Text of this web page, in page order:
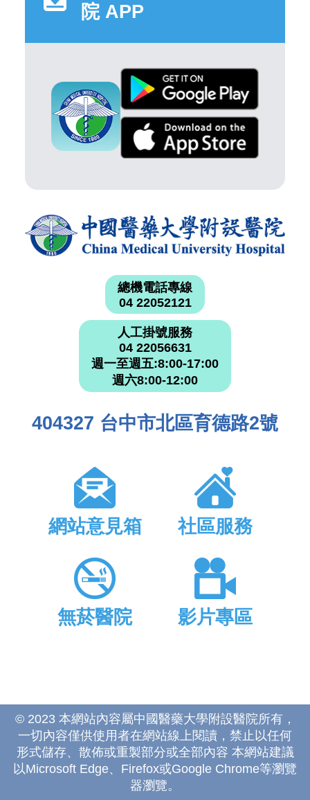
院 APP
總機電話專線
04 22052121
人工掛號服務
04 22056631
週一至週五:8:00-17:00
週六8:00-12:00
404327 台中市北區育德路2號
網站意見箱 社區服務
無菸醫院 影片專區
© 2023 本網站內容屬中國醫藥大學附設醫院所有，
一切內容僅供使用者在網站線上閱讀，禁止以任何
形式儲存、散佈或重製部分或全部內容 本網站建議
以Microsoft Edge、Firefox或Google Chrome等瀏覽
器瀏覽。